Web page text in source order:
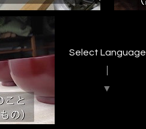
Select Language
▼